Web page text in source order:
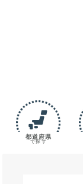
都道府県
で探す